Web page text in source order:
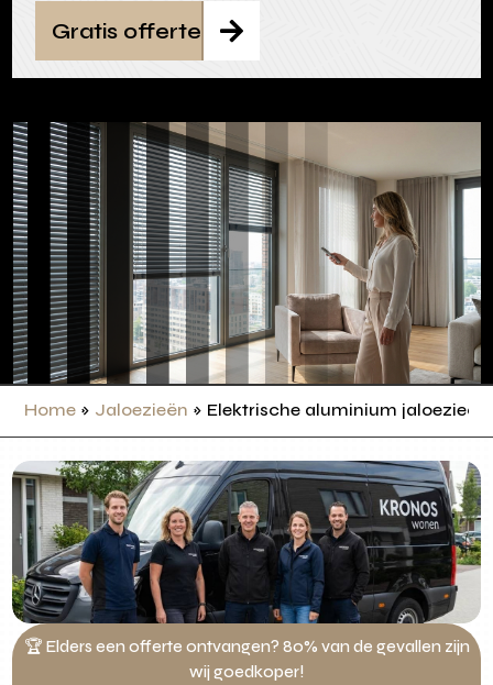

Gratis offerte
Home » Jaloezieën » Elektrische aluminium
🏆 Elders een offerte ontvangen? 80% van de gevallen zijn
wij goedkoper!